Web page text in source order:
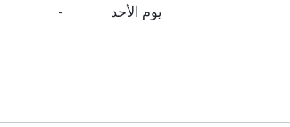
يوم الأحد